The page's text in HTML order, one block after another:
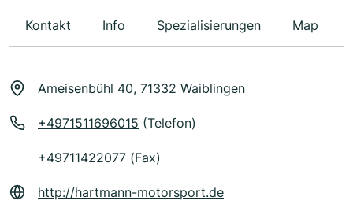
Kontakt Info Spezialisierungen Map
Ameisenbühl 40, 71332 Waiblingen
+4971511696015 (Telefon)
+49711422077 (Fax)
http://hartmann-motorsport.de